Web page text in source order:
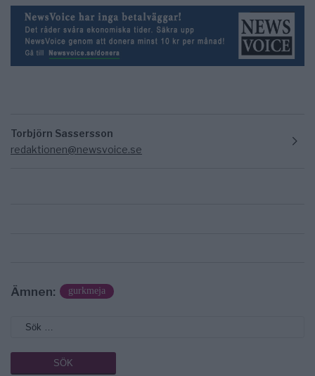
Torbjörn Sassersson
redaktionen@newsvoice.se
Ämnen: gurkmeja